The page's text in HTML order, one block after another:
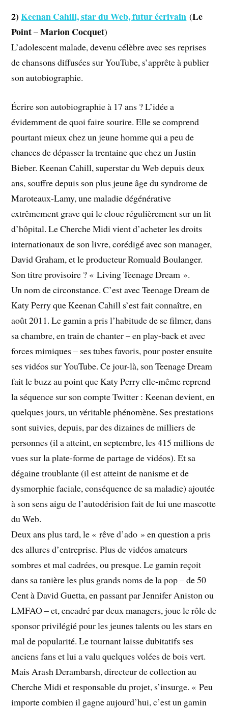
2)Keenan Cahill, star du Web, futur écrivain (Le
Point–Marion Cocquet)
L’adolescent malade, devenu célèbre avec ses reprises
de chansons diffusées sur YouTube, s’apprête à publier
son autobiographie.
Écrire son autobiographie à 17 ans ? L’idée a
évidemment de quoi faire sourire. Elle se comprend
pourtant mieux chez un jeune homme qui a peu de
chances de dépasser la trentaine que chez un Justin
Bieber. Keenan Cahill, superstar du Web depuis deux
ans, souffre depuis son plus jeune âge du syndrome de
Maroteaux-Lamy, une maladie dégénérative
extrêmement grave qui le cloue régulièrement sur un lit
d’hôpital. Le Cherche Midi vient d’acheter les droits
internationaux de son livre, corédigé avec son manager,
David Graham, et le producteur Romuald Boulanger.
Son titre provisoire ? « Living Teenage Dream ».
Un nom de circonstance. C’est avec Teenage Dream de
Katy Perry que Keenan Cahill s’est fait connaître, en
août 2011. Le gamin a pris l’habitude de se filmer, dans
sa chambre, en train de chanter – en play-back et avec
forces mimiques – ses tubes favoris, pour poster ensuite
ses vidéos sur YouTube. Ce jour-là, son Teenage Dream
fait le buzz au point que Katy Perry elle-même reprend
la séquence sur son compte Twitter : Keenan devient, en
quelques jours, un véritable phénomène. Ses prestations
sont suivies, depuis, par des dizaines de milliers de
personnes (il a atteint, en septembre, les 415 millions de
vues sur la plate-forme de partage de vidéos). Et sa
dégaine troublante (il est atteint de nanisme et de
dysmorphie faciale, conséquence de sa maladie) ajoutée
à son sens aigu de l’autodérision fait de lui une mascotte
du Web.
Deux ans plus tard, le « rêve d’ado » en question a pris
des allures d’entreprise. Plus de vidéos amateurs
sombres et mal cadrées, ou presque. Le gamin reçoit
dans sa tanière les plus grands noms de la pop – de 50
Cent à David Guetta, en passant par Jennifer Aniston ou
LMFAO – et, encadré par deux managers, joue le rôle de
sponsor privilégié pour les jeunes talents ou les stars en
mal de popularité. Le tournant laisse dubitatifs ses
anciens fans et lui a valu quelques volées de bois vert.
Mais Arash Derambarsh, directeur de collection au
Cherche Midi et responsable du projet, s’insurge. « Peu
importe combien il gagne aujourd’hui, c’est un gamin